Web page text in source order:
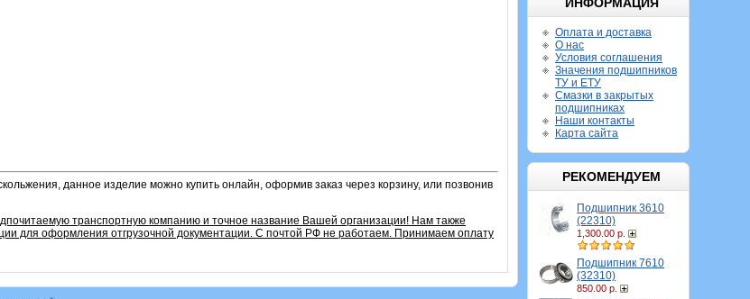
Оплата и доставка
О нас
Условия соглашения
Значения подшипников
ТУ и ЕТУ
Смазки в закрытых
подшипниках
Наши контакты
Карта сайта
РЕКОМЕНДУЕМ
Подшипник 3610
(22310)
1,300.00 р.
Подшипник 7610
(32310)
850.00 р.
данное изделие можно купить онлайн, оформив заказ через корзину, или позвонив
транспортную компанию и точное название Вашей организации! Нам также
для оформления отгрузочной документации. С почтой РФ не работаем. Принимаем оплату